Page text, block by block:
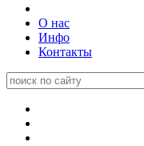
О нас
Инфо
Контакты